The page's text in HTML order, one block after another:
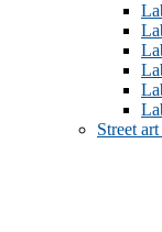
Street